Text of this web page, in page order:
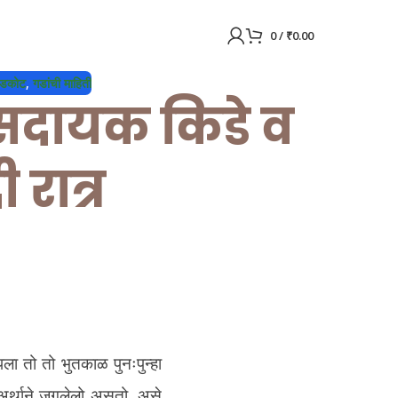
0/ ₹0.00
,गडांची माहिती
किडे व
तो तो भुतकाळ पुनःपुन्हा